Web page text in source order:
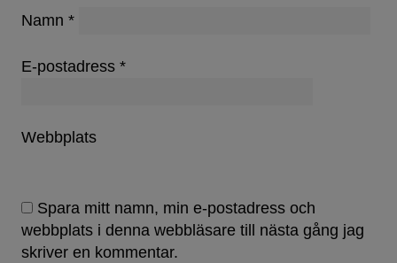
Namn *
E-postadress *
Webbplats
Spara mitt namn, min e-postadress och
webbplats i denna webbläsare till nästa gång jag
skriver en kommentar.